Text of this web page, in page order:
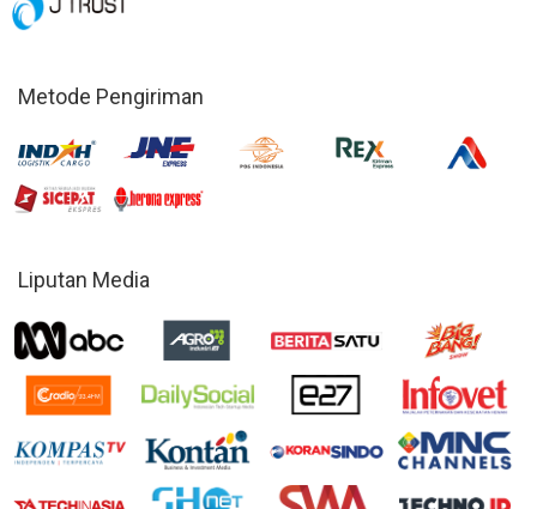
Metode Pengiriman
Liputan Media